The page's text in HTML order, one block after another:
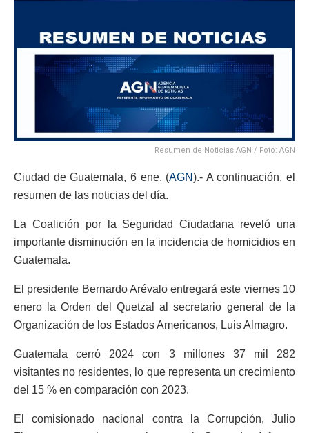
Resumen de Noticias AGN / Foto: AGN
Ciudad de Guatemala, 6 ene. (AGN).- A continuación, el
resumen de las noticias del día.
La Coalición por la Seguridad Ciudadana reveló una
importante disminución en la incidencia de homicidios en
Guatemala.
El presidente Bernardo Arévalo entregará este viernes 10
enero la Orden del Quetzal al secretario general de la
Organización de los Estados Americanos, Luis Almagro.
Guatemala cerró 2024 con 3 millones 37 mil 282
visitantes no residentes, lo que representa un crecimiento
del 15 % en comparación con 2023.
El comisionado nacional contra la Corrupción, Julio